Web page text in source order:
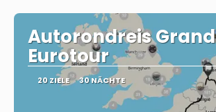
Autorondreis Grand
Eurotour
20 ZIELE 30 NÄCHTE